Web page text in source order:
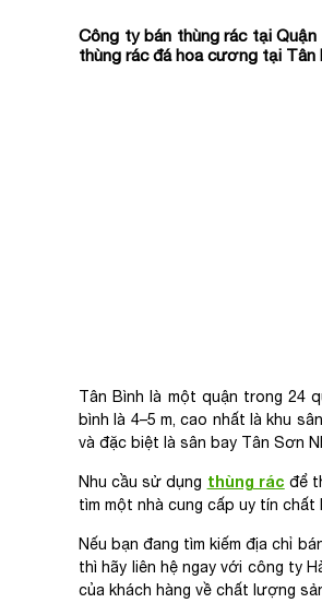
Công ty bán thùng rác tại Quận
thùng rác đá hoa cương tại
Tân Bình là một quận trong 24
bình là 4–5 m, cao nhất là khu
và đặc biệt là sân bay Tân Sơn
Nhu cầu sử dụng thùng rác để
tìm một nhà cung cấp uy tín chất
Nếu bạn đang tìm kiếm địa chỉ
thì hãy liên hệ ngay với công ty
của khách hàng về chất lượng